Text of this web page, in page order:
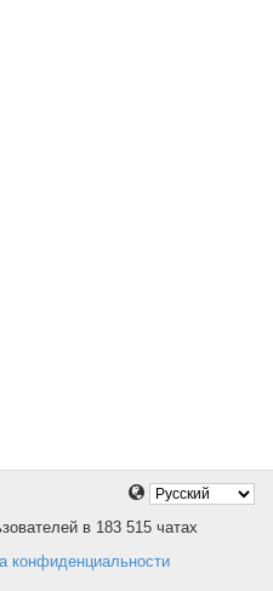
в 183 515 чатах
конфиденциальности